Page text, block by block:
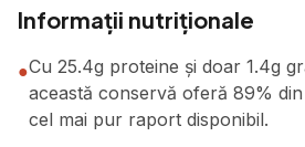
Informații nutriționale
●Cu 25.4g proteine și doar 1.4g
această conservă oferă 89%
cel mai pur raport disponibil.